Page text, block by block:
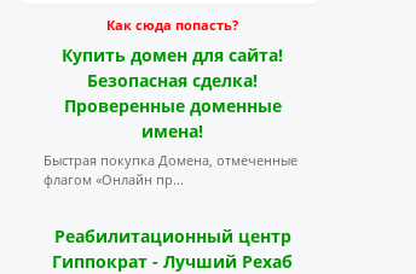
Как сюда попасть?
Купить домен для сайта!
Безопасная сделка!
Проверенные доменные
имена!
Быстрая покупка Домена, отмеченные
флагом «Онлайн пр...
Реабилитационный центр
Гиппократ - Лучший Рехаб